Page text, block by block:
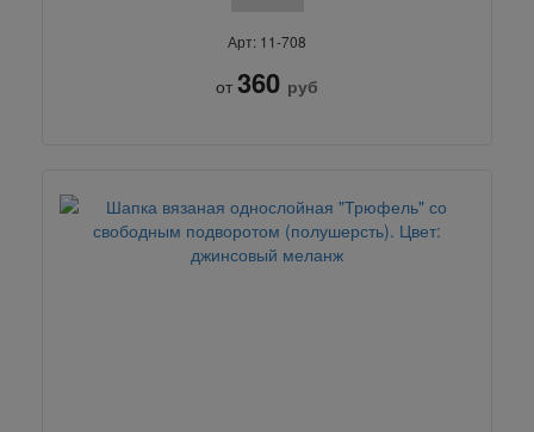
Арт: 11-708
от 360 руб